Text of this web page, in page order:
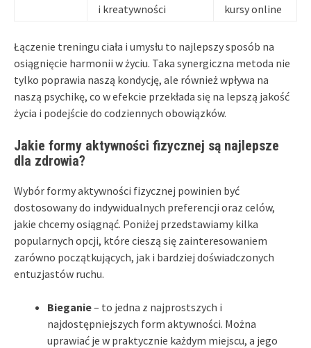
i kreatywności
kursy online
Łączenie treningu ciała i umysłu to najlepszy sposób na
osiągnięcie harmonii w życiu. Taka synergiczna metoda nie
tylko poprawia naszą kondycję, ale również wpływa na
naszą psychikę, co w efekcie przekłada się na lepszą jakość
życia i podejście do codziennych obowiązków.
Jakie formy aktywności fizycznej są najlepsze
dla zdrowia?
Wybór formy aktywności fizycznej powinien być
dostosowany do indywidualnych preferencji oraz celów,
jakie chcemy osiągnąć. Poniżej przedstawiamy kilka
popularnych opcji, które cieszą się zainteresowaniem
zarówno początkujących, jak i bardziej doświadczonych
entuzjastów ruchu.
Bieganie– to jedna z najprostszych i
najdostępniejszych form aktywności. Można
uprawiać je w praktycznie każdym miejscu, a jego